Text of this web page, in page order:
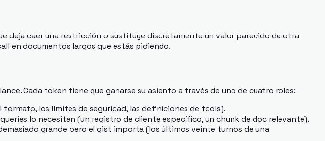
deja caer una restricción o sustituye discretamente un valor parecido de otra
en documentos largos que estás pidiendo.
Cada token tiene que ganarse su asiento a través de uno de cuatro roles:
los límites de seguridad, las definiciones de tools).
lo necesitan (un registro de cliente específico, un chunk de doc relevante).
grande pero el gist importa (los últimos veinte turnos de una